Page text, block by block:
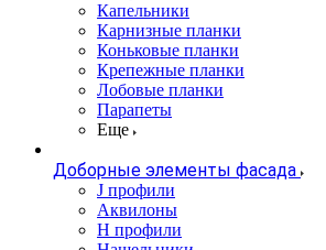
Капельники
Карнизные планки
Коньковые планки
Крепежные планки
Лобовые планки
Парапеты
Еще
Доборные элементы фасада
J профили
Аквилоны
Н профили